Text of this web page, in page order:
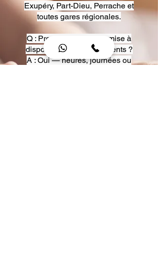
Exupéry, Part-Dieu, Perrache et
toutes gares régionales.
Q : Proposez-vous une mise à
disposition pour événements ?
A : Oui — heures, journées ou